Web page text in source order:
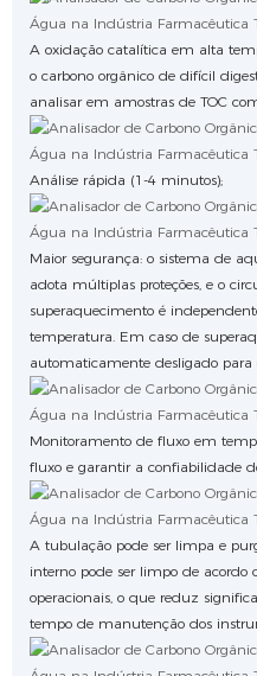
A oxidação catalítica em alta
o carbono orgânico de difícil
analisar em amostras de TOC
Análise rápida (1-4 minutos);
Maior segurança: o sistema de
adota múltiplas proteções, e o
superaquecimento é
temperatura. Em caso de
automaticamente desligado
Monitoramento de fluxo em
fluxo e garantir a confiabilidade
A tubulação pode ser limpa e
interno pode ser limpo de acordo
operacionais, o que reduz
tempo de manutenção dos